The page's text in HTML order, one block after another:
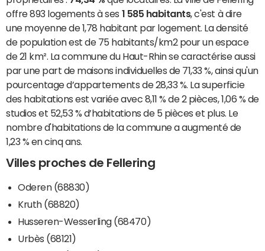
offre 893 logements à ses 1 585 habitants, c'est à dire
une moyenne de 1,78 habitant par logement. La densité
de population est de 75 habitants/km2 pour un espace
de 21 km². La commune du Haut-Rhin se caractérise aussi
par une part de maisons individuelles de 71,33 %, ainsi qu'un
pourcentage d’appartements de 28,33 %. La superficie
des habitations est variée avec 8,11 % de 2 pièces, 1,06 % de
studios et 52,53 % d’habitations de 5 pièces et plus. Le
nombre d'habitations de la commune a augmenté de
1,23 % en cinq ans.
Villes proches de Fellering
Oderen (68830)
Kruth (68820)
Husseren-Wesserling (68470)
Urbès (68121)